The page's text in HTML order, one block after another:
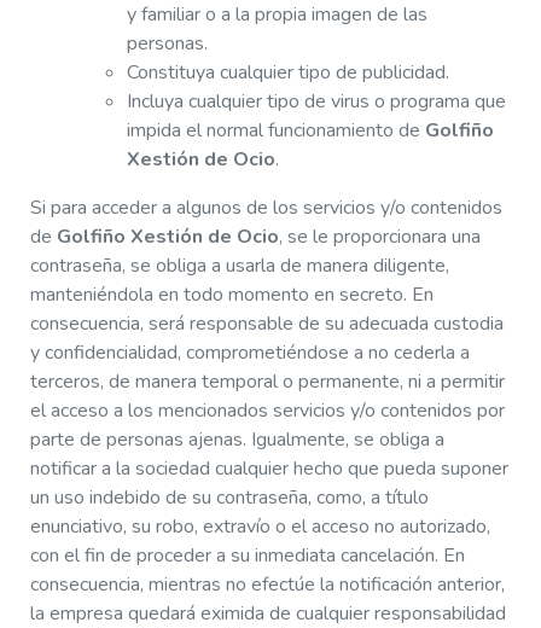
y familiar o a la propia imagen de las
personas.
Constituya cualquier tipo de publicidad.
Incluya cualquier tipo de virus o programa que
impida el normal funcionamiento de Golfiño
Xestión de Ocio.
Si para acceder a algunos de los servicios y/o contenidos
de Golfiño Xestión de Ocio, se le proporcionara una
contraseña, se obliga a usarla de manera diligente,
manteniéndola en todo momento en secreto. En
consecuencia, será responsable de su adecuada custodia
y confidencialidad, comprometiéndose a no cederla a
terceros, de manera temporal o permanente, ni a permitir
el acceso a los mencionados servicios y/o contenidos por
parte de personas ajenas. Igualmente, se obliga a
notificar a la sociedad cualquier hecho que pueda suponer
un uso indebido de su contraseña, como, a título
enunciativo, su robo, extravío o el acceso no autorizado,
con el fin de proceder a su inmediata cancelación. En
consecuencia, mientras no efectúe la notificación anterior,
la empresa quedará eximida de cualquier responsabilidad